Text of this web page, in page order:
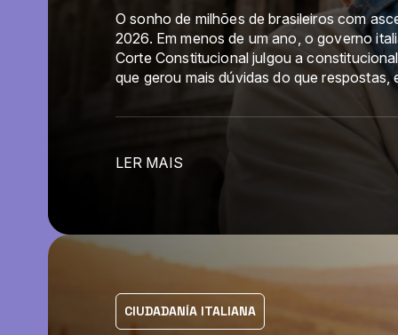
O sonho de milhões de brasileiros com
2026. Em menos de um ano, o governo
Corte Constitucional julgou a
que gerou mais dúvidas do que
LER MAIS
CIUDADANÍA ITALIANA